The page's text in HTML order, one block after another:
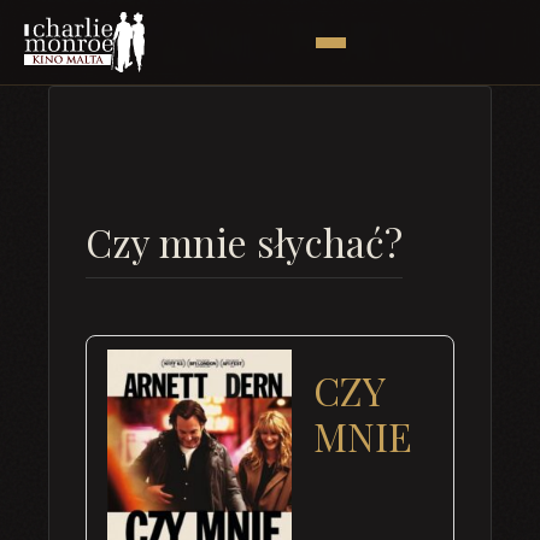
Czy mnie słychać?
CZY
MNIE